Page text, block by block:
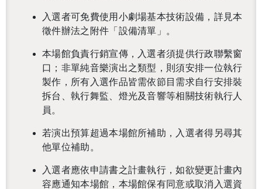
入選者可免費使用小劇場基本技術設備，詳見本
徵件辦法之附件「設備清單」。
本場館負責行銷宣傳，入選者須提供行政聯繫窗
口；非單純音樂演出之類型，則須安排一位執行
製作，所有入選作品皆需依節目需求自行安排裝
拆台、執行舞監、燈光及音響等相關技術執行人
員。
若演出預算超過本場館所補助，入選者得另尋其
他單位補助。
入選者應依申請書之計畫執行，如欲變更計畫內
容應通知本場館，本場館保有同意或取消入選資